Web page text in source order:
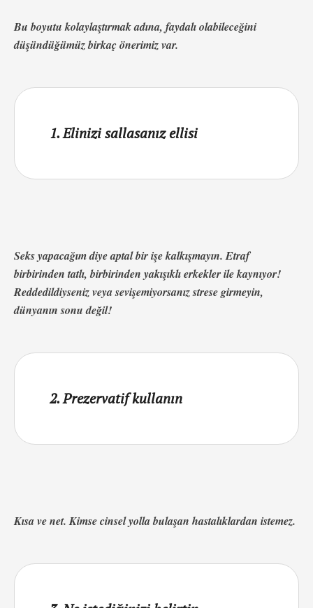
Bu boyutu kolaylaştırmak adına, faydalı olabileceğini
düşündüğümüz birkaç önerimiz var.
1. Elinizi sallasanız ellisi
Seks yapacağım diye aptal bir işe kalkışmayın. Etraf
birbirinden tatlı, birbirinden yakışıklı erkekler ile kaynıyor!
Reddedildiyseniz veya sevişemiyorsanız strese girmeyin,
dünyanın sonu değil!
2. Prezervatif kullanın
Kısa ve net. Kimse cinsel yolla bulaşan hastalıklardan istemez.